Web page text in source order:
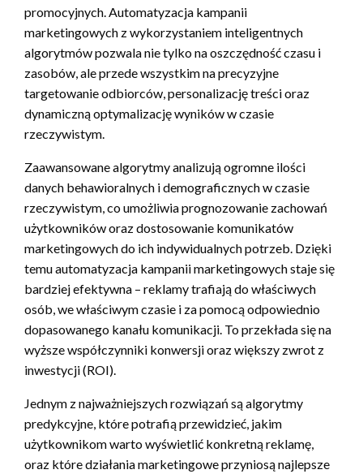
promocyjnych. Automatyzacja kampanii
marketingowych z wykorzystaniem inteligentnych
algorytmów pozwala nie tylko na oszczędność czasu i
zasobów, ale przede wszystkim na precyzyjne
targetowanie odbiorców, personalizację treści oraz
dynamiczną optymalizację wyników w czasie
rzeczywistym.
Zaawansowane algorytmy analizują ogromne ilości
danych behawioralnych i demograficznych w czasie
rzeczywistym, co umożliwia prognozowanie zachowań
użytkowników oraz dostosowanie komunikatów
marketingowych do ich indywidualnych potrzeb. Dzięki
temu automatyzacja kampanii marketingowych staje się
bardziej efektywna – reklamy trafiają do właściwych
osób, we właściwym czasie i za pomocą odpowiednio
dopasowanego kanału komunikacji. To przekłada się na
wyższe współczynniki konwersji oraz większy zwrot z
inwestycji (ROI).
Jednym z najważniejszych rozwiązań są algorytmy
predykcyjne, które potrafią przewidzieć, jakim
użytkownikom warto wyświetlić konkretną reklamę,
oraz które działania marketingowe przyniosą najlepsze